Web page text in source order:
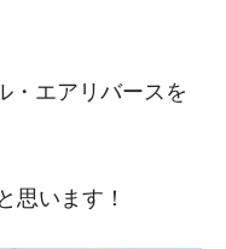
・エアリバースを
思います！